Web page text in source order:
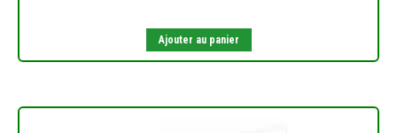
Ajouter au panier